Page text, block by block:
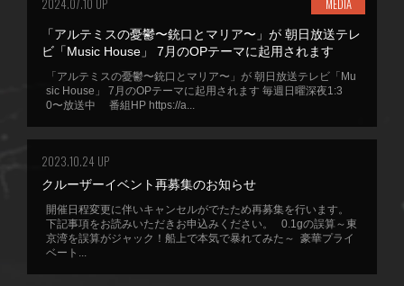
2024.07.10 UP MEDIA
「アルテミスの憂鬱〜銃口とマリア〜」が 朝日放送テレ
ビ「Music House」 7月のOPテーマに起用されます
「アルテミスの憂鬱〜銃口とマリア〜」が 朝日放送テレビ「Mu
sic House」 7月のOPテーマに起用されます 毎週日曜深夜1:3
0〜放送中 番組HP https://a...
2023.10.24 UP
クルーザーイベント再募集のお知らせ
開催日程変更に伴いキャンセルがでたため再募集を行います。
下記事項をお読みいただきお申込みください。 0.1gの誤算～東
京湾を誤算がジャック！船上で本気で暴れてみた～ 豪華プライ
ベート...